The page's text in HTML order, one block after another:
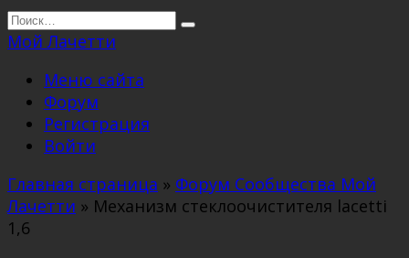
Перейти
к
Search
for:
Мой Лачетти
Меню сайта
Форум
Регистрация
Войти
Главная страница » Форум Сообщества Мой
Лачетти » Механизм стеклоочистителя lacetti
1,6